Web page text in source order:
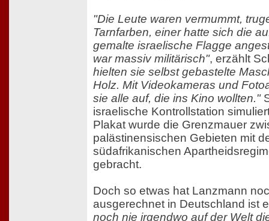
"Die Leute waren vermummt,
Tarnfarben, einer hatte sich die
gemalte israelische Flagge
war massiv militärisch", erzählt
hielten sie selbst gebastelte
Holz. Mit Videokameras und
sie alle auf, die ins Kino wollten."
israelische Kontrollstation
Plakat wurde die Grenzmauer
palästinensischen Gebieten mit
südafrikanischen
gebracht.
Doch so etwas hat Lanzmann
ausgerechnet in Deutschland ist
noch nie irgendwo auf der Welt